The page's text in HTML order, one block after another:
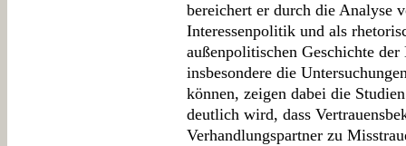
bereichert er durch die Analyse
Interessenpolitik und als
außenpolitischen Geschichte
insbesondere die
können, zeigen dabei die
deutlich wird, dass
Verhandlungspartner zu